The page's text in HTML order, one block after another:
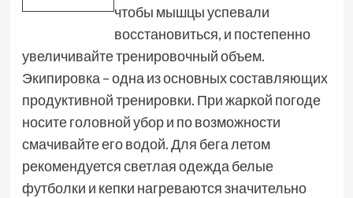
чтобы мышцы успевали
восстановиться, и постепенно
увеличивайте тренировочный объем.
Экипировка – одна из основных составляющих
продуктивной тренировки. При жаркой погоде
носите головной убор и по возможности
смачивайте его водой. Для бега летом
рекомендуется светлая одежда белые
футболки и кепки нагреваются значительно